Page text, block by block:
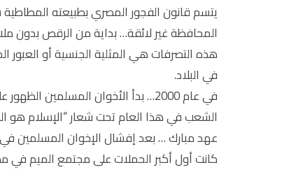
يتسم قانون الفجور المصري بطبيعته
المحافظة غير لائقة… بداية من الرقص بدون
هذه التصرفات هي المثلية الجنسية أو
في البلاد.
في عام 2000… بدأ الأخوان
الشعب في هذا العام تحت شعار “الإسلام هو
عهد مبارك … بعد إفشال الإخوان المسلمين
كانت أول أكبر الحملات على مجتمع الميم في مصر في 2001 والمعروفة بالكوين بوت